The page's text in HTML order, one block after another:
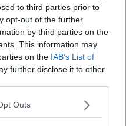
to third parties prior to
opt-out of the further
by third parties on the
This information may
on the IAB’s List of
further disclose it to other
Outs